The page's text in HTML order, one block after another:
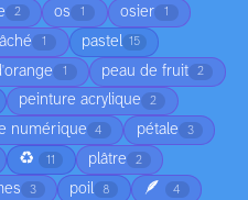
2 os 1 osier 1
1 pastel 15
1 peau de fruit 2
peinture acrylique 2
numérique 4 pétale 3
♻️ 11 plâtre 2
3 poil 8 🪶 4